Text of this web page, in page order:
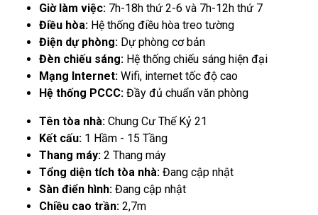
Giờ làm việc: 7h-18h thứ 2-6 và 7h-12h thứ 7
Điều hòa: Hệ thống điều hòa treo tường
Điện dự phòng: Dự phòng cơ bản
Đèn chiếu sáng: Hệ thống chiếu sáng hiện đại
Mạng Internet: Wifi, internet tốc độ cao
Hệ thống PCCC: Đầy đủ chuẩn văn phòng
Tên tòa nhà: Chung Cư Thế Kỷ 21
Kết cấu: 1 Hầm - 15 Tầng
Thang máy: 2 Thang máy
Tổng diện tích tòa nhà: Đang cập nhật
Sàn điển hình: Đang cập nhật
Chiều cao trần: 2,7m